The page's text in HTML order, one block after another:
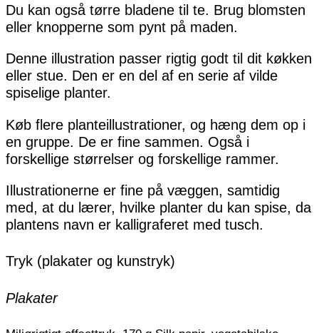
Du kan også tørre bladene til te. Brug blomsten
eller knopperne som pynt på maden.
Denne illustration passer rigtig godt til dit køkken
eller stue. Den er en del af en serie af vilde
spiselige planter.
Køb flere planteillustrationer, og hæng dem op i
en gruppe. De er fine sammen. Også i
forskellige størrelser og forskellige rammer.
Illustrationerne er fine på væggen, samtidig
med, at du lærer, hvilke planter du kan spise, da
plantens navn er kalligraferet med tusch.
Tryk (plakater og kunstryk)
Plakater